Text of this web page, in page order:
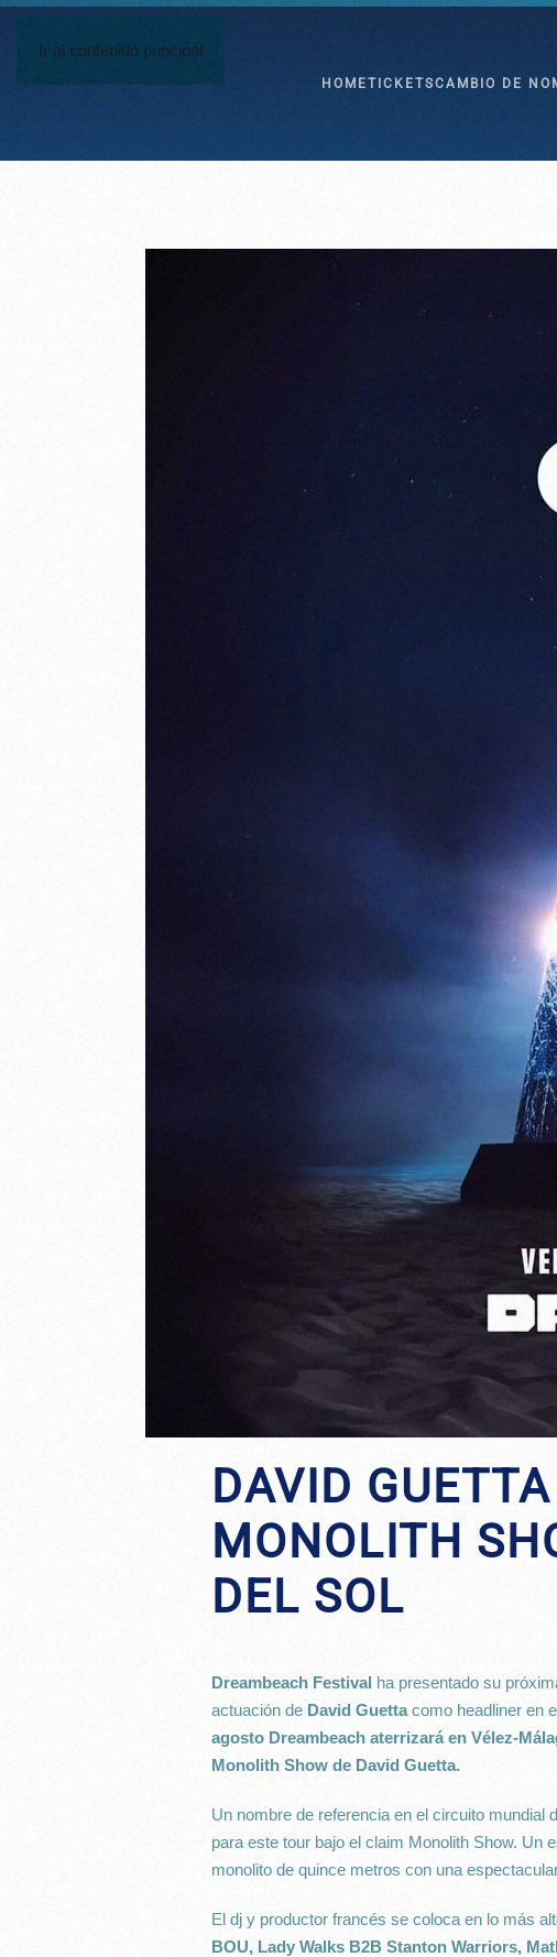
Ir al contenido principal
HOMETICKETSCAMBIO DE
DAVID
MONOLITH
DEL SOL
Dreambeach Festival ha presentado su
actuación de David Guettacomo headliner en
agosto Dreambeach aterrizará en Vélez-
Monolith Show de David Guetta.
Un nombre de referencia en el circuito mundial
para este tour bajo el claim Monolith Show. Un
monolito de quince metros con una
El dj y productor francés se coloca en lo más
BOU, Lady Walks B2B Stanton Warriors,